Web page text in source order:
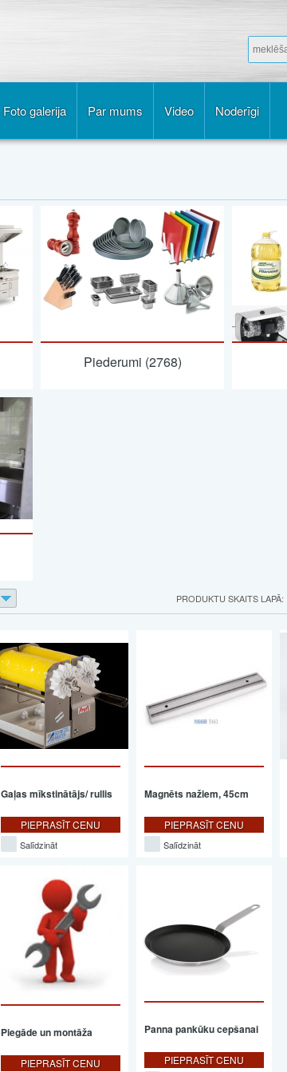
Foto galerija Par mums Video Noderīgi
Piederumi (2768)
PRODUKTU SKAITS LAPĀ:
Gaļas mīkstinātājs/ rullis
PIEPRASĪT CENU
Salīdzināt
Magnēts nažiem, 45cm
PIEPRASĪT CENU
Salīdzināt
Piegāde un montāža
PIEPRASĪT CENU
Panna pankūku cepšanai
PIEPRASĪT CENU